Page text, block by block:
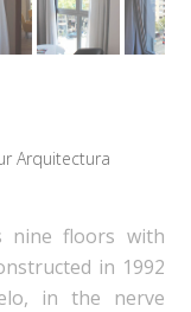
Arquitectura
nine floors with
in 1992
in the nerve